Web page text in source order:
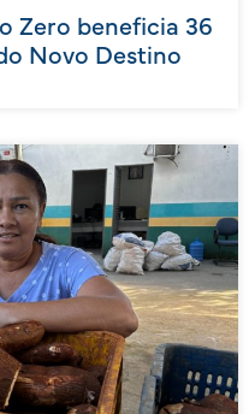
Zero beneficia 36
Novo Destino